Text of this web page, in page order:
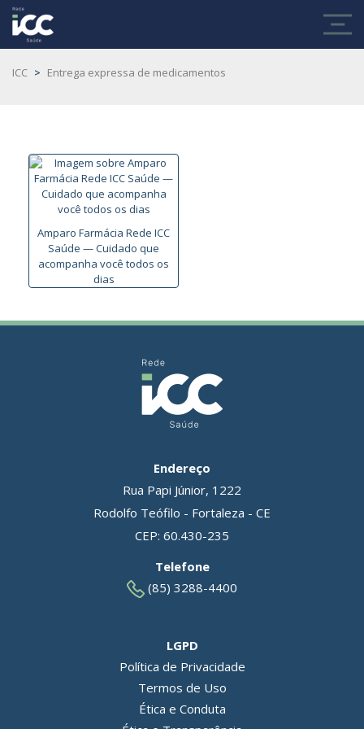
ICC > Entrega expressa de medicamentos
Amparo Farmácia Rede ICC
Saúde — Cuidado que
acompanha você todos os
dias
Endereço
Rua Papi Júnior, 1222
Rodolfo Teófilo - Fortaleza - CE
CEP: 60.430-235
Telefone
(85) 3288-4400
LGPD
Política de Privacidade
Termos de Uso
Ética e Conduta